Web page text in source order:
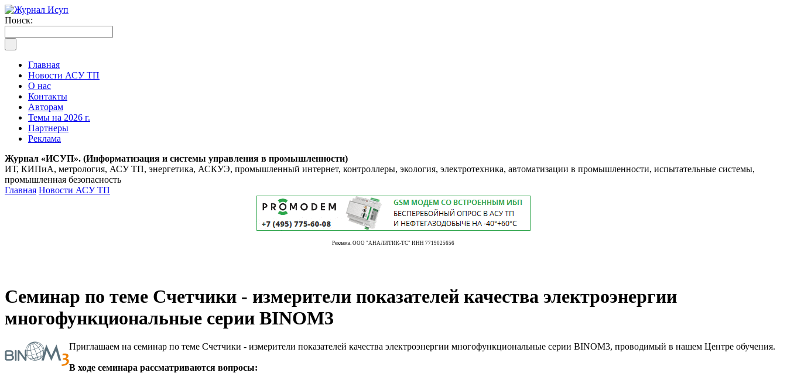
Поиск:
Главная
Новости АСУ ТП
О нас
Контакты
Авторам
Темы на 2026 г.
Партнеры
Реклама
Журнал «ИСУП». (Информатизация и системы управления в промышленности)
ИТ, КИПиА, метрология, АСУ ТП, энергетика, АСКУЭ, промышленный интернет, контроллеры, экология, электротехника, автоматизации в промышленности, испытательные системы,
промышленная безопасность
Главная Новости АСУ ТП
Реклама. ООО "АНАЛИТИК-ТС" ИНН 7719025656
Cеминар по теме Счетчики - измерители показателей качества электроэнергии
многофункциональные серии BINOM3
Приглашаем на семинар по теме Счетчики - измерители показателей качества электроэнергии многофункциональные серии BINOM3, проводимый в нашем Центре обучения.
В ходе семинара рассматриваются вопросы: